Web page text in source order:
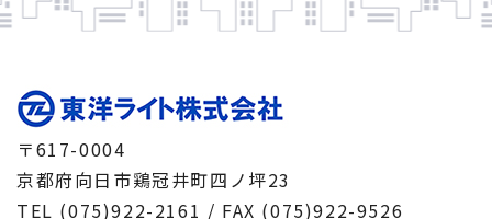
〒617-0004
京都府向日市鶏冠井町四ノ坪23
TEL (075)922-2161 / FAX (075)922-9526